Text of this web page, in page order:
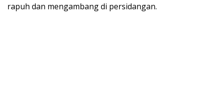
rapuh dan mengambang di persidangan.